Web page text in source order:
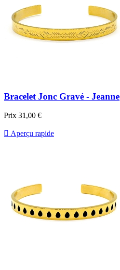
Bracelet Jonc Gravé - Jeanne
Prix 31,00 €
 Aperçu rapide